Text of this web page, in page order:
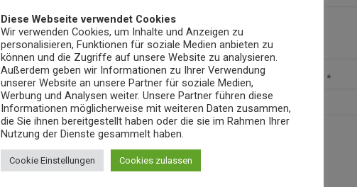
Name *
*
Kommentierung speichern.
Diese Webseite verwendet Cookies
Wir verwenden Cookies, um Inhalte und Anzeigen zu
personalisieren, Funktionen für soziale Medien anbieten zu
können und die Zugriffe auf unsere Website zu analysieren.
Außerdem geben wir Informationen zu Ihrer Verwendung
unserer Website an unsere Partner für soziale Medien,
Werbung und Analysen weiter. Unsere Partner führen diese
Informationen möglicherweise mit weiteren Daten zusammen,
die Sie ihnen bereitgestellt haben oder die sie im Rahmen Ihrer
Nutzung der Dienste gesammelt haben.
Cookie Einstellungen Cookies zulassen